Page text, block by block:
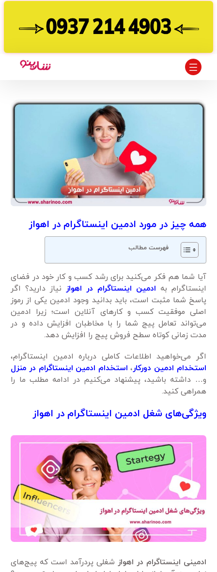
همه چیز در مورد ادمین اینستاگرام در اهواز
فهرست مطالب
آیا شما هم فکر می‌کنید برای رشد کسب و کار خود در فضای
اینستاگرام به ادمین اینستاگرام در اهواز نیاز دارید؟ اگر
پاسخ شما مثبت است، باید بدانید وجود ادمین یکی از رموز
اصلی موفقیت کسب و کارهای آنلاین است؛ زیرا ادمین
می‌تواند تعامل پیج شما را با مخاطبان افزایش داده و در
مدت زمانی کوتاه سطح فروش پیج را افزایش دهد.
اگر می‌خواهید اطلاعات کاملی درباره ادمین اینستاگرام،
استخدام ادمین دورکار، استخدام ادمین اینستاگرام در منزل
و… داشته باشید، پیشنهاد می‌کنیم در ادامه مطلب ما را
همراهی کنید.
ویژگی‌های شغل ادمین اینستاگرام در اهواز
ادمینی اینستاگرام در اهواز شغلی پردرآمد است که پیج‌های